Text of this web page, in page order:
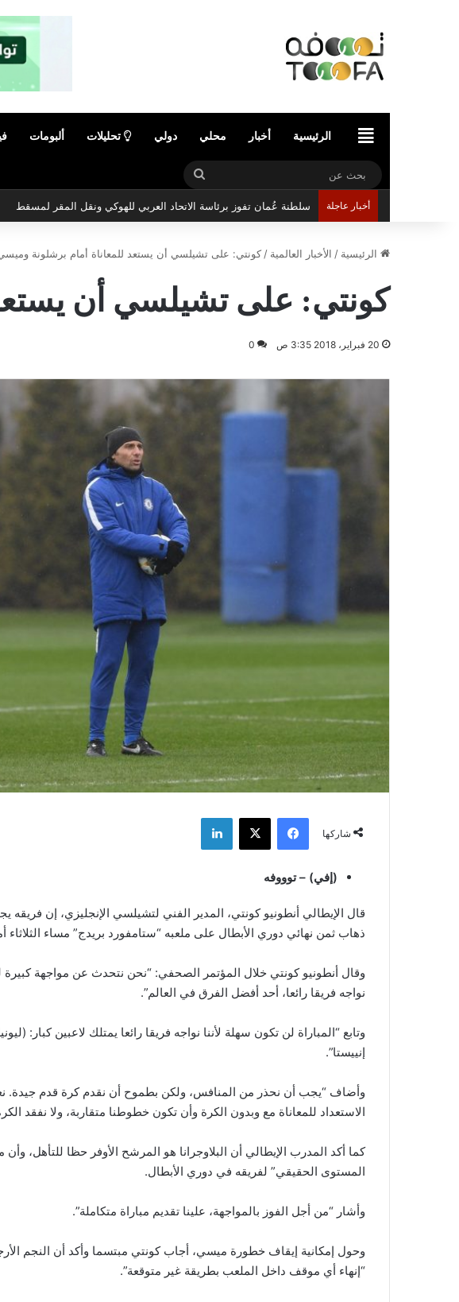
الرئيسيةالرئيسية أخبار محلي دولي تحليلات ألبومات
بحث
عن
أخبار عاجلة سلطنة عُمان تفوز برئاسة الاتحاد العربي للهوكي ونقل المقر لمسقط
الرئيسية / الأخبار العالمية /كونتي: على تشيلسي أن يستعد للمعاناة أمام برشلونة
كونتي: على تشيلسي أن
20 فبراير، 2018 3:35 ص 0
شاركها
فيسبوك ‫X لينكدإن
(إفي) – توووفه
قال الإيطالي أنطونيو كونتي، المدير الفني لتشيلسي الإنجليزي، إن فريقه
ذهاب ثمن نهائي دوري الأبطال على ملعبه “ستامفورد بريدج” مساء الثلاثاء
وقال أنطونيو كونتي خلال المؤتمر الصحفي: “نحن نتحدث عن مواجهة كبيرة
نواجه فريقا رائعا، أحد أفضل الفرق في العالم”.
وتابع “المباراة لن تكون سهلة لأننا نواجه فريقا رائعا يمتلك لاعبين كبار:
إنييستا”.
وأضاف “يجب أن نحذر من المنافس، ولكن بطموح أن نقدم كرة قدم جيدة.
الاستعداد للمعاناة مع وبدون الكرة وأن تكون خطوطنا متقاربة، ولا نفقد
كما أكد المدرب الإيطالي أن البلاوجرانا هو المرشح الأوفر حظا للتأهل،
المستوى الحقيقي” لفريقه في دوري الأبطال.
وأشار “من أجل الفوز بالمواجهة، علينا تقديم مباراة متكاملة”.
وحول إمكانية إيقاف خطورة ميسي، أجاب كونتي مبتسما وأكد أن النجم
“إنهاء أي موقف داخل الملعب بطريقة غير متوقعة”.